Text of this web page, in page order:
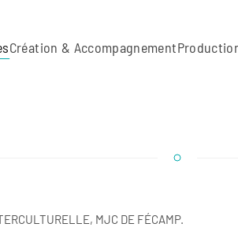
Création & Accompagnement
MJC DE FÉCAMP.